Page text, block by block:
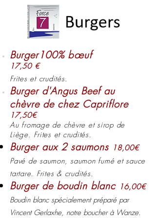
Burger100% bœuf
17,50 €
Frites et crudités.
Burger d'Angus Beefau
chèvre de chez Capriflore
17,50€
Au fromage de chèvre et sirop de
Liège. Frites et crudités.
Burger aux 2 saumons 18,00€
Pavé de saumon, saumon fumé et sauce
tartare. Frites & crudités.
Burger de boudin blanc 16,00€
Boudin blanc spécialement préparé par
Vincent Gerlaxhe, notre boucher à Wanze.